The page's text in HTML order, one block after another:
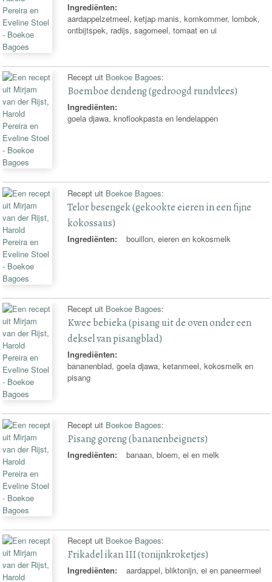
Ingrediënten:
aardappelzetmeel, ketjap manis, komkommer, lombok,
ontbijtspek, radijs, sagomeel, tomaat en ui
Recept uit Boekoe Bagoes:
Boemboe dendeng (gedroogd rundvlees)
Ingrediënten:
goela djawa, knoflookpasta en lendelappen
Recept uit Boekoe Bagoes:
Telor besengek (gekookte eieren in een fijne
kokossaus)
Ingrediënten: bouillon, eieren en kokosmelk
Recept uit Boekoe Bagoes:
Kwee bebieka (pisang uit de oven onder een
deksel van pisangblad)
Ingrediënten:
bananenblad, goela djawa, ketanmeel, kokosmelk en
pisang
Recept uit Boekoe Bagoes:
Pisang goreng (bananenbeignets)
Ingrediënten: banaan, bloem, ei en melk
Recept uit Boekoe Bagoes:
Frikadel ikan III (tonijnkroketjes)
Ingrediënten: aardappel, bliktonijn, ei en paneermeel